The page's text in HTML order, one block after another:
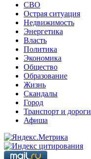
СВО
Острая ситуация
Недвижимость
Энергетика
Власть
Политика
Экономика
Общество
Образование
Жизнь
Скандалы
Город
Транспорт и дороги
Афиша